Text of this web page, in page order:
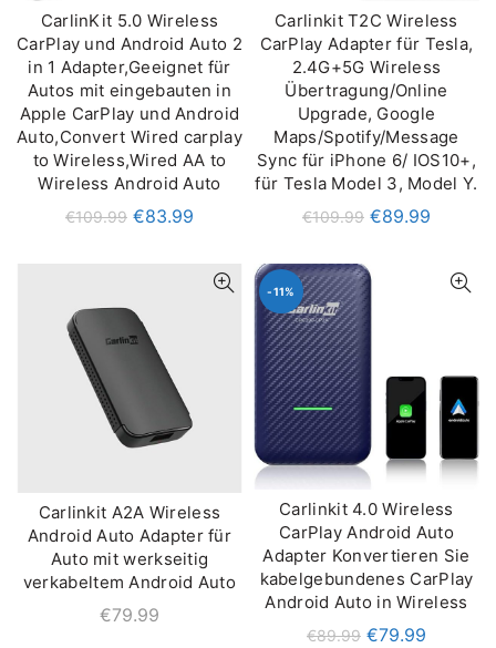
IN DEN WARENKORB
CarlinKit 5.0 Wireless
CarPlay und Android Auto 2
in 1 Adapter,Geeignet für
Autos mit eingebauten in
Apple CarPlay und Android
Auto,Convert Wired carplay
to Wireless,Wired AA to
Wireless Android Auto
€109.99 €83.99
IN DEN WARENKORB
Carlinkit T2C Wireless
CarPlay Adapter für Tesla,
2.4G+5G Wireless
Übertragung/Online
Upgrade, Google
Maps/Spotify/Message
Sync für iPhone 6/ IOS10+,
für Tesla Model 3, Model Y.
€109.99 €89.99
IN DEN WARENKORB
Carlinkit A2A Wireless
Android Auto Adapter für
Auto mit werkseitig
verkabeltem Android Auto
€79.99
-11%
IN DEN WARENKORB
Carlinkit 4.0 Wireless
CarPlay Android Auto
Adapter Konvertieren Sie
kabelgebundenes CarPlay
Android Auto in Wireless
€89.99 €79.99